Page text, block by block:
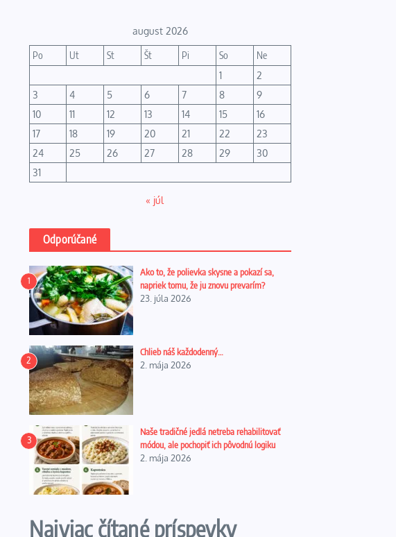
august 2026
Po Ut St Št Pi So
Ne
1
2
3
4 5 6 7 8
9
10
11 12 13 14 15
16
17
18 19 20 21 22
23
24
25 26 27 28 29
30
31
« júl
Odporúčané
1
Ako to, že polievka skysne a pokazí sa,
napriek tomu, že ju znovu prevarím?
23. júla 2026
2
Chlieb náš každodenný…
2. mája 2026
3
Naše tradičné jedlá netreba rehabilitovať
módou, ale pochopiť ich pôvodnú logiku
2. mája 2026
Najviac čítané príspevky